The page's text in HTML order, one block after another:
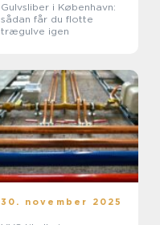
Gulvsliber i København:
sådan får du flotte
trægulve igen
30. november 2025